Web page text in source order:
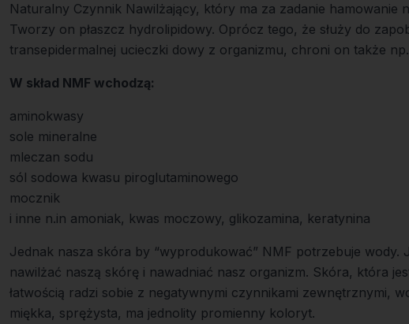
Naturalny Czynnik Nawilżający, który ma za zadanie hamowanie
Tworzy on płaszcz hydrolipidowy. Oprócz tego, że służy do
transepidermalnej ucieczki dowy z organizmu, chroni on także
W skład NMF wchodzą:
aminokwasy
sole mineralne
mleczan sodu
sól sodowa kwasu piroglutaminowego
mocznik
i inne n.in amoniak, kwas moczowy, glikozamina, keratynina
Jednak nasza skóra by “wyprodukować” NMF potrzebuje wody.
nawilżać naszą skórę i nawadniać nasz organizm. Skóra, która
łatwością radzi sobie z negatywnymi czynnikami zewnętrznymi,
miękka, sprężysta, ma jednolity promienny koloryt.